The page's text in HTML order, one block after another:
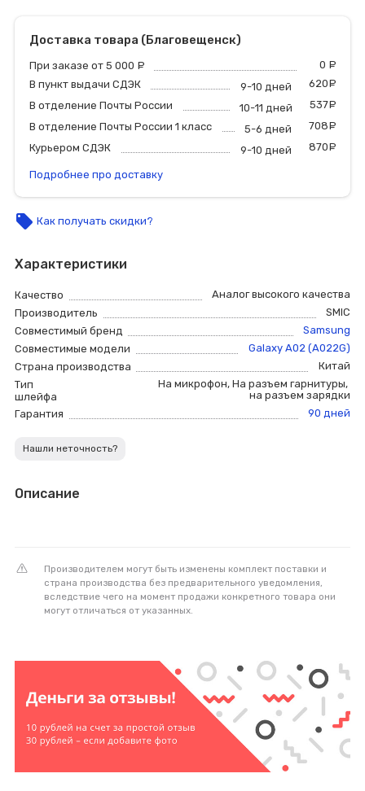
Доставка товара (Благовещенск)
При заказе от 5 000 0
В пункт выдачи СДЭК
9-10 дней 620
В отделение Почты России
10-11 дней 537
В отделение Почты России 1 класс
5-6 дней 708
Курьером СДЭК
9-10 дней 870
Подробнее про доставку
local_offer Как получать скидки?
Характеристики
Качество
Аналог высокого качества
Производитель
SMIC
Совместимый бренд
Samsung
Совместимые модели
Galaxy A02 (A022G)
Страна производства
Китай
Тип
шлейфа
На микрофон, На разъем гарнитуры,
на разъем зарядки
Гарантия
90 дней
Нашли неточность?
Описание
Производителем могут быть изменены комплект поставки и
страна производства без предварительного уведомления,
вследствие чего на момент продажи конкретного товара они
могут отличаться от указанных.